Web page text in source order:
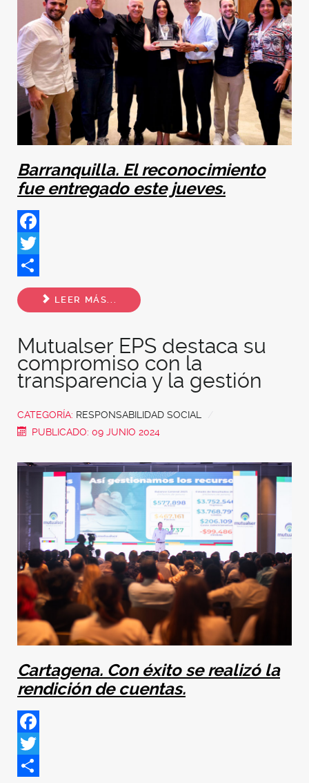
Barranquilla. El reconocimiento
fue entregado este jueves.
Facebook
Twitter
Share
LEER MÁS...
Mutualser EPS destaca su
compromiso con la
transparencia y la gestión
CATEGORÍA: RESPONSABILIDAD SOCIAL
PUBLICADO: 09 JUNIO 2024
Cartagena. Con éxito se realizó la
rendición de cuentas.
Facebook
Twitter